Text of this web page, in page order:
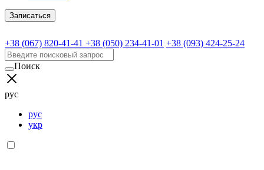
Записаться
+38 (067) 820-41-41 +38 (050) 234-41-01 +38 (093) 424-25-24
Поиск
рус
рус
укр